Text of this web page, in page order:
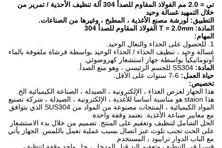
تي = 2.0 مم الفولاذ المقاوم للصدأ 304 آلة تنظيف الأحذية / تمرير من
خلال التمهيد غسالة وحيد
التطبيق: لورشة مصنع الأغذية ، المطبخ ، وغيرها من الصناعات.
المادة: T = 2.0mm الفولاذ المقاوم للصدأ 304
المهام:
1. للحصول على الحذاء والنعال الوحيد.
غسالة وحيد ، تنظيف الحذاء / الحذاء الوحيد بواسطة فرشاة ملفوفة بالماء
أوتوماتيكياً بواسطة جهاز استشعار كهروضوئي.
المادة:
حياة العمل:
تخصيص:
هذا الجهاز لغرض الغذاء ، الإلكترونية ، الصيدلة ، الصناعة الكيميائية الخ.
هذا staion هو مناسبة أساسا للأغذية ، الإلكترونية ، الصيدلة ، شركة تصنيع
المواد الكيميائية ، المنتجات مصنوعة من المواد من SUS304 الذي يتوافق
مع معايير صناعة الأغذية.
نعتمد وقفة واحدة
الحل الشامل لتنظيف وتعقيم على المنتج. تصميم من خلال بدء الاستشعار
على الحث تجنب تلوث عبر اتصال بسبب عملية تعمل باللمس.
الجهاز يأتي
مع الباب الدوار ترايبود ، المستخدم